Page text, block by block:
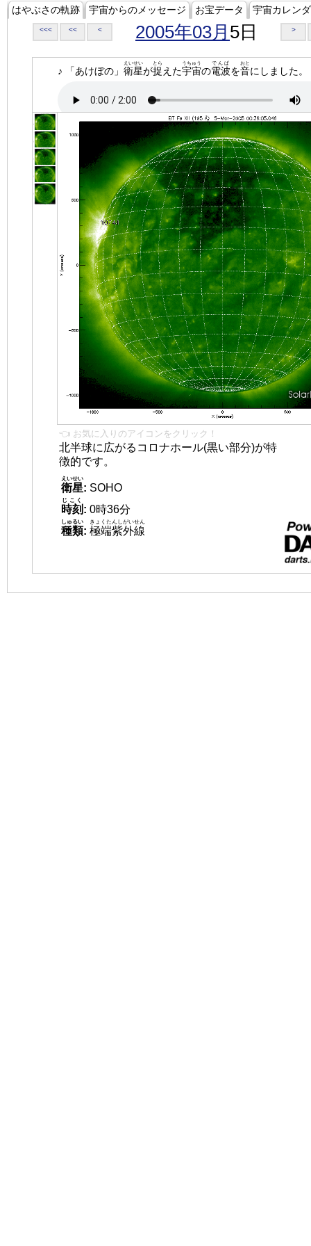
はやぶさの軌跡 宇宙からのメッセージ お宝データ 宇宙カレン
<<< << < 2005年03月 5日 >
♪ 「あけぼの」 衛星
えいせい
が捉
とら
えた宇宙
うちゅう
の電波
でんぱ
を音
おと
にしました。
👈 お気に入りのアイコンをクリック！
北半球に広がるコロナホール(黒い部分)が特
徴的です。
衛星
えいせい
: SOHO
時刻
じこく
: 0時36分
種類
しゅるい
: 極端紫外線
きょくたんしがいせん